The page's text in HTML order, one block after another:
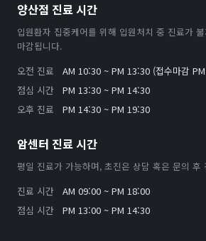
양산점 진료 시간
입원환자 집중케어를 위해 입원처치 중 진료가
마감됩니다.
오전 진료
AM 10:30 ~ PM 13:30 (접수마감
점심 시간
PM 13:30 ~ PM 14:30
오후 진료
PM 14:30 ~ PM 19:30
암센터 진료 시간
평일 진료가 가능하며, 초진은 상담 혹은 문의 후
진료 시간
AM 09:00 ~ PM 18:00
점심 시간
PM 13:00 ~ PM 14:30